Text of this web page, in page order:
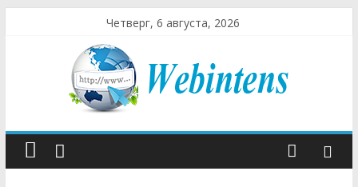
Четверг, 6 августа, 2026